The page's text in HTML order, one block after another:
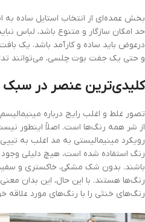
بخش عمده‌ای از انتخاب استایل ساده به
حد امکان سازگار و متنوع باشد، لباس
درعوض باید ساده و کارآمد باشد. یک
و حتی یک جفت بوت چلسی، می‌توانند
کلیدی‌ترین عنصر در سبک
تصور غلط و اغلب رایج درباره
از شر همه رنگ‌ها است. اصلاً اینطور
رویکرد مینیمالیستی به مد اغلب به
رنگ استفاده شده است، هیچ دلیلی
باشند. بدون شک مشکی، خاکستری و سفید
رنگ‌ها هستند. با این حال، این بدان
رنگ‌های خنثی را با رنگ‌های مورد علاقه